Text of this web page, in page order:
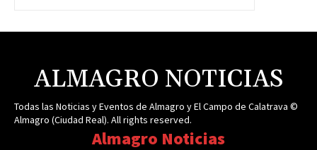
ALMAGRO NOTICIAS
Todas las Noticias y Eventos de Almagro y El Campo de Calatrava ©
Almagro (Ciudad Real). All rights reserved.
Almagro Noticias